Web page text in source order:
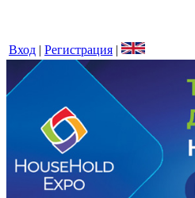
Вход | Регистрация |